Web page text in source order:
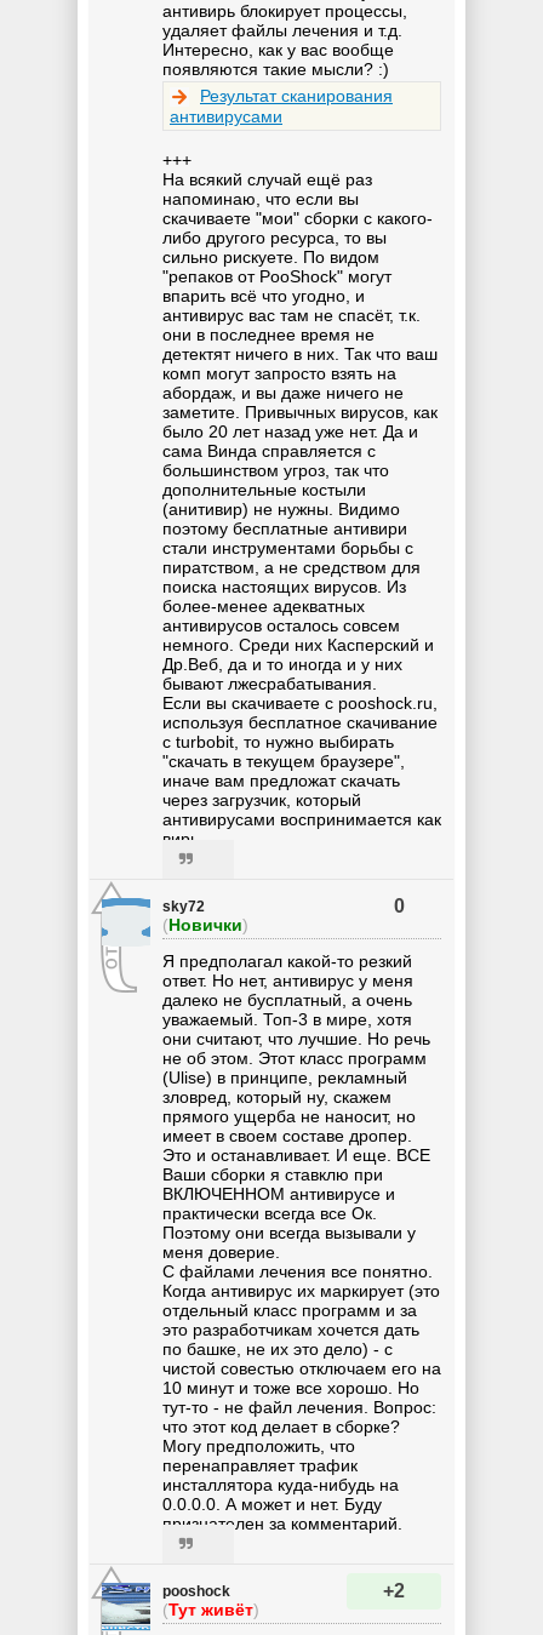
антивирь блокирует процессы,
удаляет файлы лечения и т.д.
Интересно, как у вас вообще
появляются такие мысли? :)
Результат сканирования
антивирусами
+++
На всякий случай ещё раз
напоминаю, что если вы
скачиваете "мои" сборки с какого-
либо другого ресурса, то вы
сильно рискуете. По видом
"репаков от PooShock" могут
впарить всё что угодно, и
антивирус вас там не спасёт, т.к.
они в последнее время не
детектят ничего в них. Так что ваш
комп могут запросто взять на
абордаж, и вы даже ничего не
заметите. Привычных вирусов, как
было 20 лет назад уже нет. Да и
сама Винда справляется с
большинством угроз, так что
дополнительные костыли
(анитивир) не нужны. Видимо
поэтому бесплатные антивири
стали инструментами борьбы с
пиратством, а не средством для
поиска настоящих вирусов. Из
более-менее адекватных
антивирусов осталось совсем
немного. Среди них Касперский и
Др.Веб, да и то иногда и у них
бывают лжесрабатывания.
Если вы скачиваете с pooshock.ru,
используя бесплатное скачивание
с turbobit, то нужно выбирать
"скачать в текущем браузере",
иначе вам предложат скачать
через загрузчик, который
антивирусами воспринимается как
вирь.
sky72
(Новички)
0
Я предполагал какой-то резкий
ответ. Но нет, антивирус у меня
далеко не бусплатный, а очень
уважаемый. Топ-3 в мире, хотя
они считают, что лучшие. Но речь
не об этом. Этот класс программ
(Ulise) в принципе, рекламный
зловред, который ну, скажем
прямого ущерба не наносит, но
имеет в своем составе дропер.
Это и останавливает. И еще. ВСЕ
Ваши сборки я ставклю при
ВКЛЮЧЕННОМ антивирусе и
практически всегда все Ок.
Поэтому они всегда вызывали у
меня доверие.
С файлами лечения все понятно.
Когда антивирус их маркирует (это
отдельный класс программ и за
это разработчикам хочется дать
по башке, не их это дело) - с
чистой совестью отключаем его на
10 минут и тоже все хорошо. Но
тут-то - не файл лечения. Вопрос:
что этот код делает в сборке?
Могу предположить, что
перенаправляет трафик
инсталлятора куда-нибудь на
0.0.0.0. А может и нет. Буду
признателен за комментарий.
pooshock
(Тут живёт)
+2